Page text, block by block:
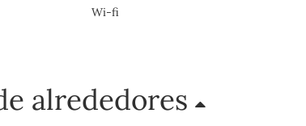
Wi-fi
alrededores